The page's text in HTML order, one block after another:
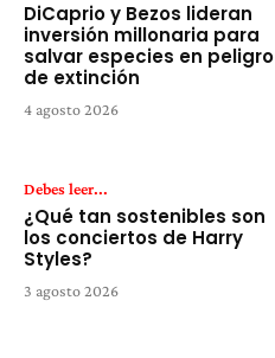
DiCaprio y Bezos lideran
inversión millonaria para
salvar especies en peligro
de extinción
4 agosto 2026
Debes leer...
¿Qué tan sostenibles son
los conciertos de Harry
Styles?
3 agosto 2026